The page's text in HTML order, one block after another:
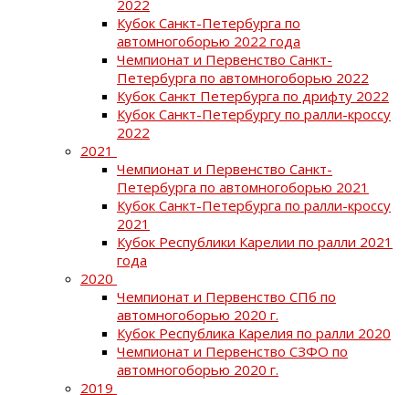
2022
Кубок Санкт-Петербурга по
автомногоборью 2022 года
Чемпионат и Первенство Санкт-
Петербурга по автомногоборью 2022
Кубок Санкт Петербурга по дрифту 2022
Кубок Санкт-Петербургу по ралли-кроссу
2022
2021
Чемпионат и Первенство Санкт-
Петербурга по автомногоборью 2021
Кубок Санкт-Петербурга по ралли-кроссу
2021
Кубок Республики Карелии по ралли 2021
года
2020
Чемпионат и Первенство СПб по
автомногоборью 2020 г.
Кубок Республика Карелия по ралли 2020
Чемпионат и Первенство СЗФО по
автомногоборью 2020 г.
2019